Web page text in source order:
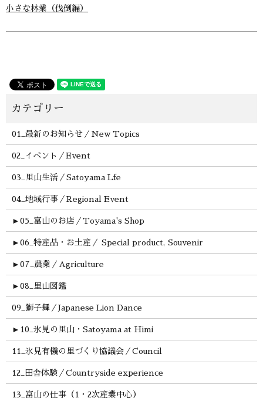
小さな林業（伐倒編）
01_最新のお知らせ／New Topics
02_イベント／Event
03_里山生活／Satoyama Lfe
04_地域行事／Regional Event
► 05_富山のお店／Toyama's Shop
► 06_特産品・お土産／ Special product, Souvenir
► 07_農業／Agriculture
► 08_里山図鑑
09_獅子舞／Japanese Lion Dance
► 10_氷見の里山・Satoyama at Himi
11_氷見有機の里づくり協議会／Council
12_田舎体験／Countryside experience
13_富山の仕事（1・2次産業中心）